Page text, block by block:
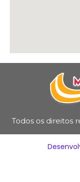
Todos os direitos